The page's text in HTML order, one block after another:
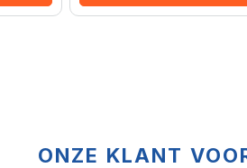
ONZE KLANT